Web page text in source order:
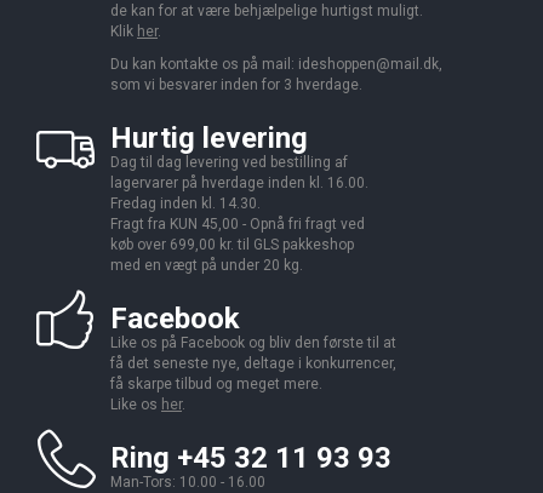
de kan for at være behjælpelige hurtigst muligt.
Klik her.
Du kan kontakte os på mail: ideshoppen@mail.dk,
som vi besvarer inden for 3 hverdage.
Hurtig levering
Dag til dag levering ved bestilling af
lagervarer på hverdage inden kl. 16.00.
Fredag inden kl. 14.30.
Fragt fra KUN 45,00 - Opnå fri fragt ved
køb over 699,00 kr. til GLS pakkeshop
med en vægt på under 20 kg.
Facebook
Like os på Facebook og bliv den første til at
få det seneste nye, deltage i konkurrencer,
få skarpe tilbud og meget mere.
Like os her.
Ring +45 32 11 93 93
Man-Tors: 10.00 - 16.00